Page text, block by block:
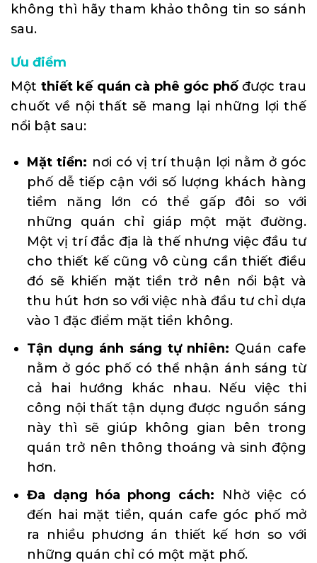
không thì hãy tham khảo thông tin so sánh
sau.
Ưu điểm
Một thiết kế quán cà phê góc phốđược trau
chuốt về nội thất sẽ mang lại những lợi thế
nổi bật sau:
Mặt tiền: nơi có vị trí thuận lợi nằm ở góc
phố dễ tiếp cận với số lượng khách hàng
tiềm năng lớn có thể gấp đôi so với
những quán chỉ giáp một mặt đường.
Một vị trí đắc địa là thế nhưng việc đầu tư
cho thiết kế cũng vô cùng cần thiết điều
đó sẽ khiến mặt tiền trở nên nổi bật và
thu hút hơn so với việc nhà đầu tư chỉ dựa
vào 1 đặc điểm mặt tiền không.
Tận dụng ánh sáng tự nhiên: Quán cafe
nằm ở góc phố có thể nhận ánh sáng từ
cả hai hướng khác nhau. Nếu việc thi
công nội thất tận dụng được nguồn sáng
này thì sẽ giúp không gian bên trong
quán trở nên thông thoáng và sinh động
hơn.
Đa dạng hóa phong cách: Nhờ việc có
đến hai mặt tiền, quán cafe góc phố mở
ra nhiều phương án thiết kế hơn so với
những quán chỉ có một mặt phố.